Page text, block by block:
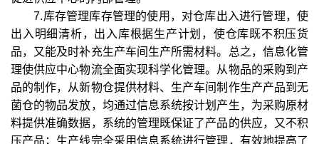
7.库存管理库存管理的使用，对仓库出入进行管理，使
出入明细清析，出入库根据生产计划，使仓库既不积压货
品，又能及时补充生产车间生产所需材料。总之，信息化管
理使供应中心物流全面实现科学化管理。从物品的采购到产
品的制作，从新物仓提供材料、生产车间制作生产产品到无
菌仓的物品发放，均通过信息系统按计划产生，为采购原材
料提供准确数据，系统的管理既保证了产品的供应，又不积
压产品；生产线完全采用信息系统进行管理，有效地提高了